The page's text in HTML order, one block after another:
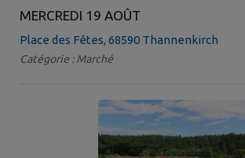
MERCREDI 19 AOÛT
Place des Fêtes, 68590 Thannenkirch
Catégorie : Marché